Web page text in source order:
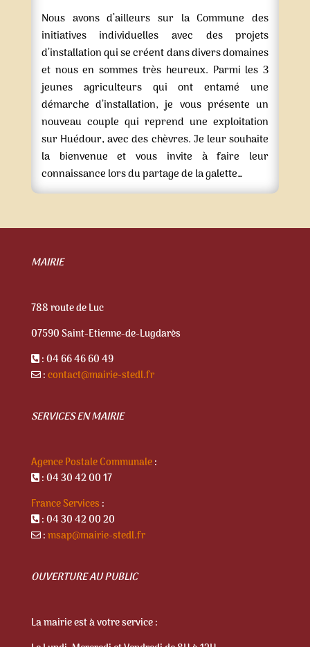
Nous avons d’ailleurs sur la Commune des
initiatives individuelles avec des projets
d’installation qui se créent dans divers domaines
et nous en sommes très heureux. Parmi les 3
jeunes agriculteurs qui ont entamé une
démarche d’installation, je vous présente un
nouveau couple qui reprend une exploitation
sur Huédour, avec des chèvres. Je leur souhaite
la bienvenue et vous invite à faire leur
connaissance lors du partage de la galette…
MAIRIE
788 route de Luc
07590 Saint-Etienne-de-Lugdarès
: 04 66 46 60 49
:contact@mairie-stedl.fr
SERVICES EN MAIRIE
Agence Postale Communale:
: 04 30 42 00 17
France Services :
: 04 30 42 00 20
:msap@mairie-stedl.fr
OUVERTURE AU PUBLIC
La mairie est à votre service :